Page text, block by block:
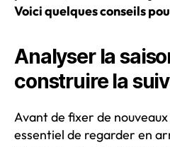
Voici quelques conseils
Analyser la
construire la
Avant de fixer de
essentiel de regarder en